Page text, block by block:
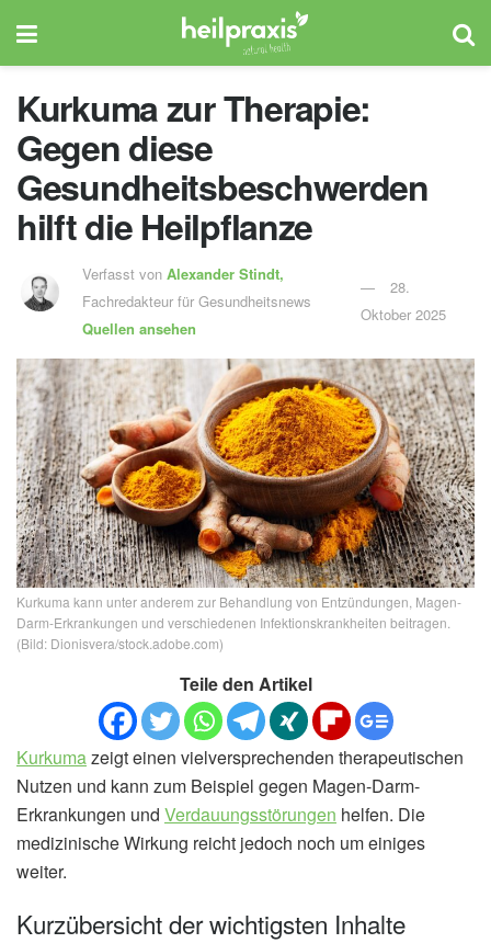
Kurkuma zur Therapie:
Gegen diese
Gesundheitsbeschwerden
hilft die Heilpflanze
Verfasst vonAlexander Stindt,
Fachredakteur für Gesundheitsnews
Quellen ansehen
28.
Oktober 2025
Kurkuma kann unter anderem zur Behandlung von Entzündungen, Magen-
Darm-Erkrankungen und verschiedenen Infektionskrankheiten beitragen.
(Bild: Dionisvera/stock.adobe.com)
Teile den Artikel
Kurkumazeigt einen vielversprechenden therapeutischen
Nutzen und kann zum Beispiel gegen Magen-Darm-
Erkrankungen und Verdauungsstörungen helfen. Die
medizinische Wirkung reicht jedoch noch um einiges
weiter.
Kurzübersicht der wichtigsten Inhalte